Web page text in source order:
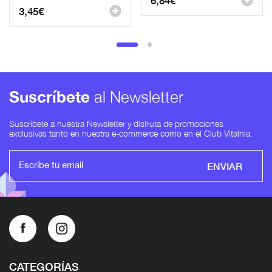
3,45€
Suscríbete al Newsletter
Suscríbete a nuestra Newsletter y disfruta de promociones
exclusivas tanto en nuestra e-commerce como en el Club Vitalnia.
ENVIAR
CATEGORÍAS